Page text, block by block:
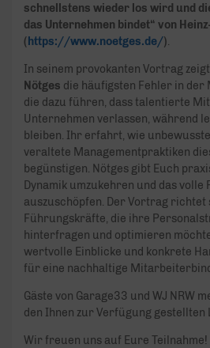
schnellstens wieder los wird und
das Unternehmen bindet“ von
( https://www.noetges.de/).
In seinem provokanten Vortrag
Nötges die häufigsten Fehler in
die dazu führen, dass talentierte
Unternehmen verlassen, während
bleiben. Ihr erfahrt, wie
veraltete Managementpraktiken
begünstigen. Nötges gibt Euch
Dynamik umzukehren und das volle
auszuschöpfen. Der Vortrag richtet
Führungskräfte, die ihre
hinterfragen und optimieren
wertvolle Einblicke und konkrete
für eine nachhaltige
Gäste von Garage33 und WJ NRW
den Ihnen zur Verfügung gestellten
Wir freuen uns auf Eure Teilnahme!